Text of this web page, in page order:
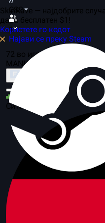
CS2
1
Најави се преку Steam
SkinRave — најдобрите
дава бесплатен $1!
Користете го кодот
72 во игра, 14 сервери
MANIAC
Сите